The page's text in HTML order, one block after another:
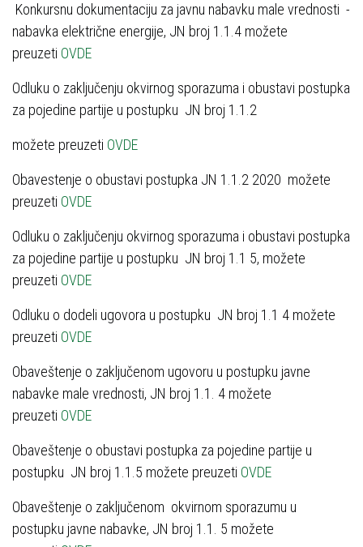
Konkursnu dokumentaciju za javnu nabavku male vrednosti -
nabavka električne energije, ЈN broj 1.1.4 možete
preuzeti OVDE
Odluku o zaključenju okvirnog sporazuma i obustavi postupka
za pojedine partije u postupku ЈN broj 1.1.2
možete preuzeti OVDE
Obavestenje o obustavi postupka JN 1.1.2 2020 možete
preuzeti OVDE
Odluku o zaključenju okvirnog sporazuma i obustavi postupka
za pojedine partije u postupku ЈN broj 1.1 5, možete
preuzeti OVDE
Odluku o dodeli ugovora u postupku ЈN broj 1.1 4 možete
preuzeti OVDE
Obaveštenje o zaključenom ugovoru u postupku javne
nabavke male vrednosti, ЈN broj 1.1. 4 možete
preuzeti OVDE
Obaveštenje o obustavi postupka za pojedine partije u
postupku ЈN broj 1.1.5 možete preuzeti OVDE
Obaveštenje o zaključenom okvirnom sporazumu u
postupku javne nabavke, ЈN broj 1.1. 5 možete